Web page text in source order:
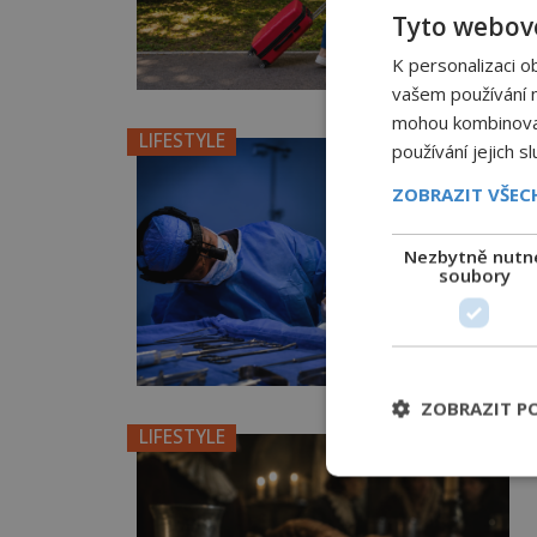
LIFESTYLE
LIFESTYLE
Tyto
K personalizaci
vašem používání
mohou
používání jejich
ZOBRAZIT
Nezbytně
soubory
ZOBRAZIT